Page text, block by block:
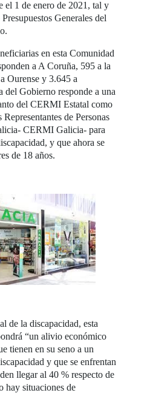
el 1 de enero de 2021, tal y
Generales del
en esta Comunidad
a A Coruña, 595 a la
Ourense y 3.645 a
del Gobierno responde a una
del CERMI Estatal como
de Personas
CERMI Galicia- para
y que ahora se
de 18 años.
de la discapacidad, esta
“un alivio económico
tienen en su seno a un
y que se enfrentan
llegar al 40 % respecto de
hay situaciones de